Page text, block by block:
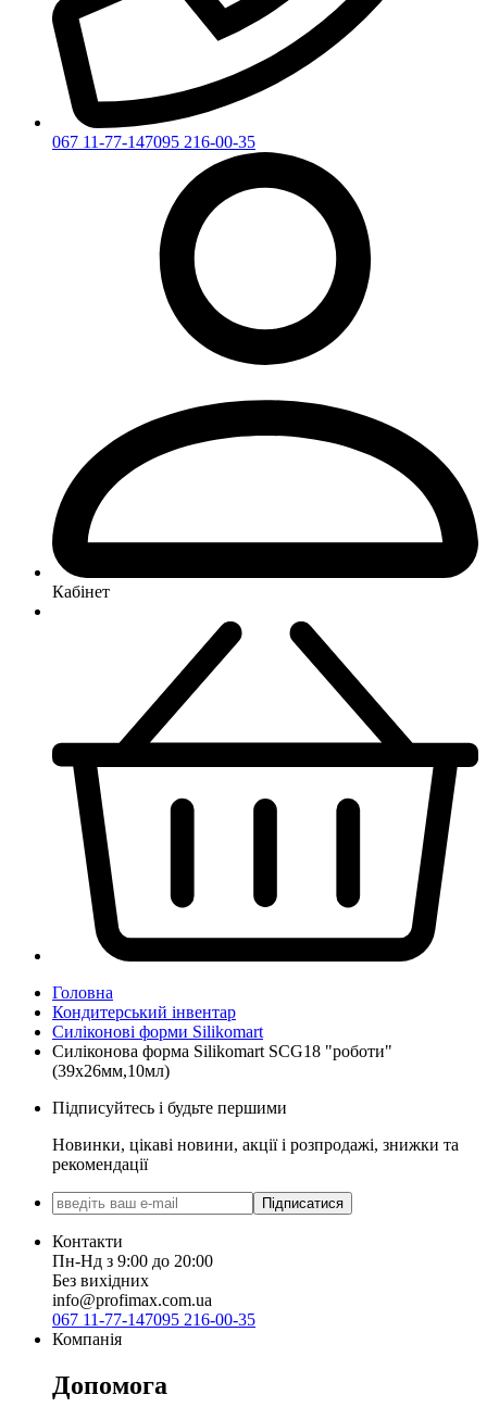
067 11-77-147095 216-00-35
Кабінет
Головна
Кондитерський інвентар
Силіконові форми Silikomart
Силіконова форма Silikomart SCG18 "роботи"
(39х26мм,10мл)
Підписуйтесь і будьте першими
Новинки, цікаві новини, акції і розпродажі, знижки та
рекомендації
Підписатися
Контакти
Пн-Нд з 9:00 до 20:00
Без вихідних
info@profimax.com.ua
067 11-77-147095 216-00-35
Компанія
Допомога